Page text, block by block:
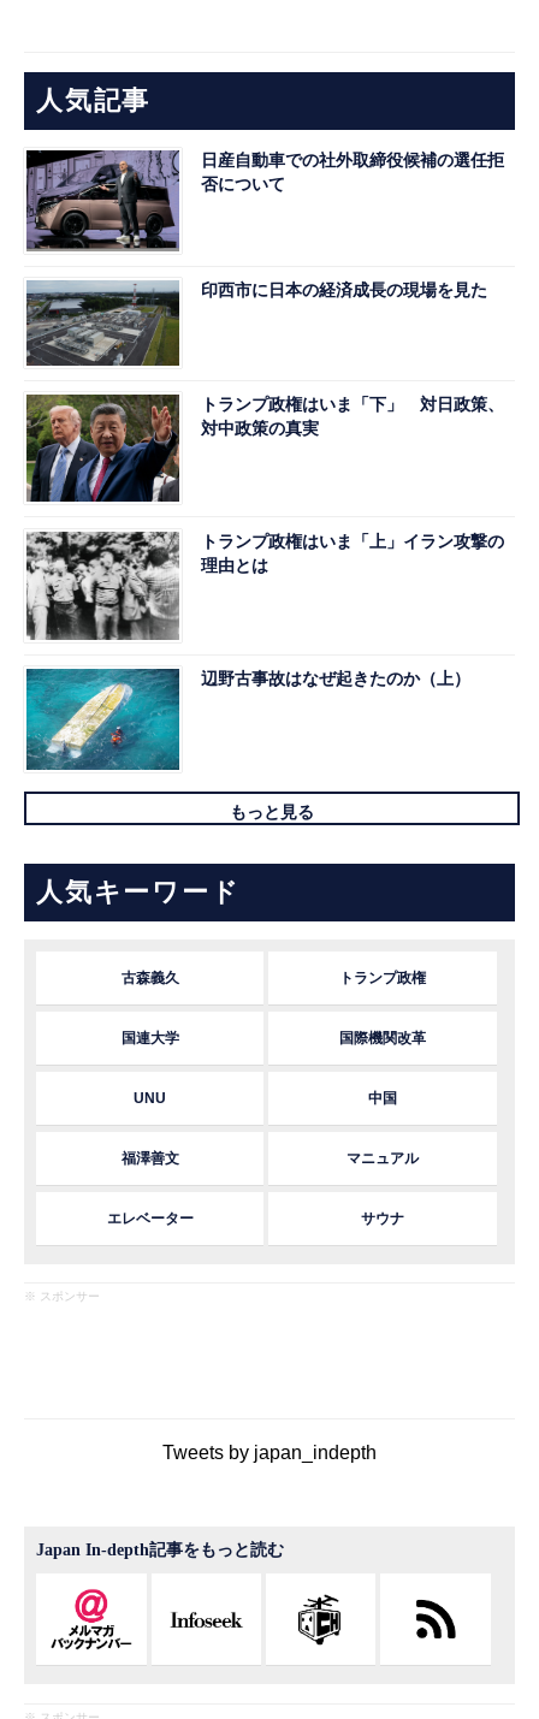
人気記事
日産自動車での社外取締役候補の選任拒
否について
印西市に日本の経済成長の現場を見た
トランプ政権はいま「下」 対日政策、
対中政策の真実
トランプ政権はいま「上」イラン攻撃の
理由とは
辺野古事故はなぜ起きたのか（上）
もっと見る
人気キーワード
古森義久 トランプ政権
国連大学 国際機関改革
UNU 中国
福澤善文 マニュアル
エレベーター サウナ
※ スポンサー
Tweets by japan_indepth
Japan In-depth記事をもっと読む